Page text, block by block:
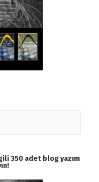
350 adet blog yazım